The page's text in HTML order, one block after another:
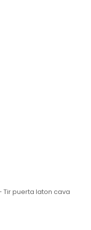
Tir puerta laton cava